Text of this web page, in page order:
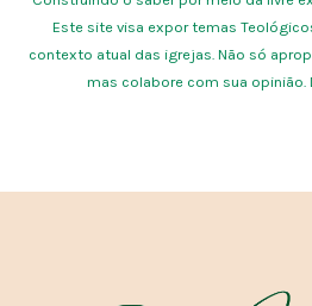
Este site visa expor temas
contexto atual das igrejas. Não só
mas colabore com sua opinião.